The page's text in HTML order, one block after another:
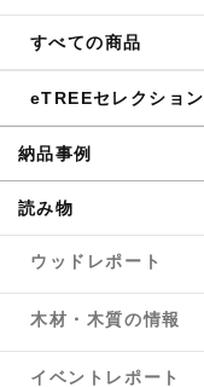
すべての商品
eTREEセレクション
納品事例
読み物
ウッドレポート
木材・木質の情報
イベントレポート